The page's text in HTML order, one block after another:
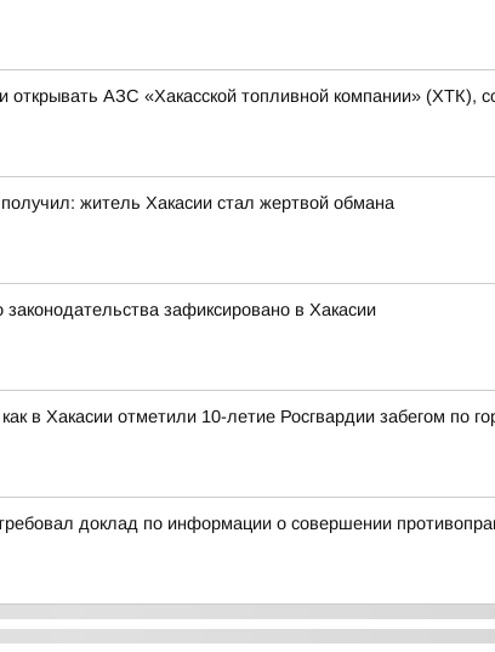
открывать АЗС «Хакасской топливной компании» (ХТК),
житель Хакасии стал жертвой обмана
зафиксировано в Хакасии
в Хакасии отметили 10-летие Росгвардии забегом по
доклад по информации о совершении